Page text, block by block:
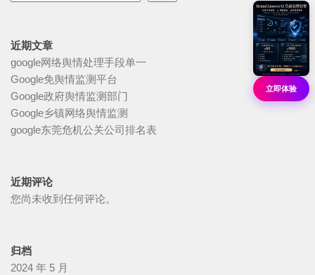
近期文章
google网络舆情处理手段单一
Google免舆情监测平台
Google政府舆情监测部门
Google乡镇网络舆情监测
google东莞危机公关公司排名表
近期评论
您尚未收到任何评论。
归档
2024 年 5 月
立即体验